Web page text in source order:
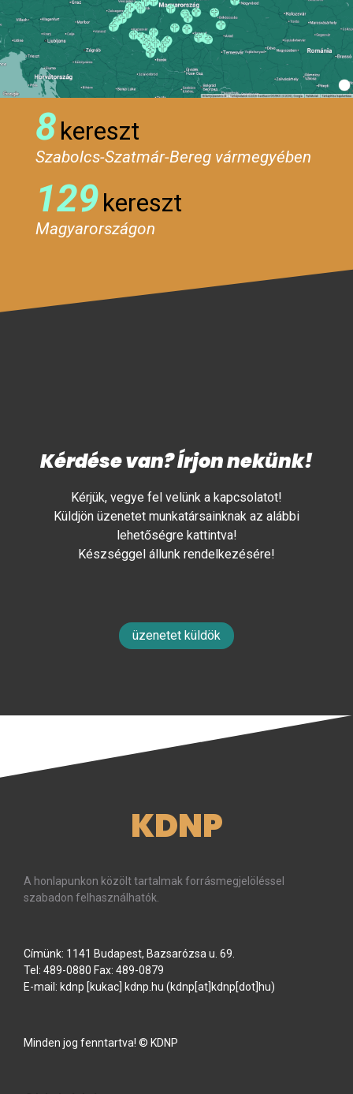
8kereszt
Szabolcs-Szatmár-Bereg vármegyében
129kereszt
Magyarországon
Kérdése van? Írjon nekünk!
Kérjük, vegye fel velünk a kapcsolatot!
Küldjön üzenetet munkatársainknak az alábbi
lehetőségre kattintva!
Készséggel állunk rendelkezésére!
üzenetet küldök
KDNP
A honlapunkon közölt tartalmak forrásmegjelöléssel
szabadon felhasználhatók.
Címünk: 1141 Budapest, Bazsarózsa u. 69.
Tel: 489-0880 Fax: 489-0879
E-mail: kdnp [kukac] kdnp hu (kdnp[at]kdnp[dot]hu)
Minden jog fenntartva! © KDNP